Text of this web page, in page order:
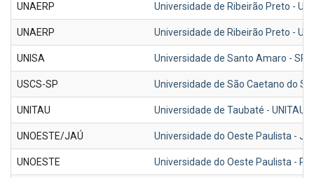
UNAERP Universidade de Ribeirão Preto -
UNAERP Universidade de Ribeirão Preto -
UNISA Universidade de Santo Amaro - SP -
USCS-SP Universidade de São Caetano do
UNITAU Universidade de Taubaté - UNITAU
UNOESTE/JAÚ Universidade do Oeste Paulista -
UNOESTE Universidade do Oeste Paulista -